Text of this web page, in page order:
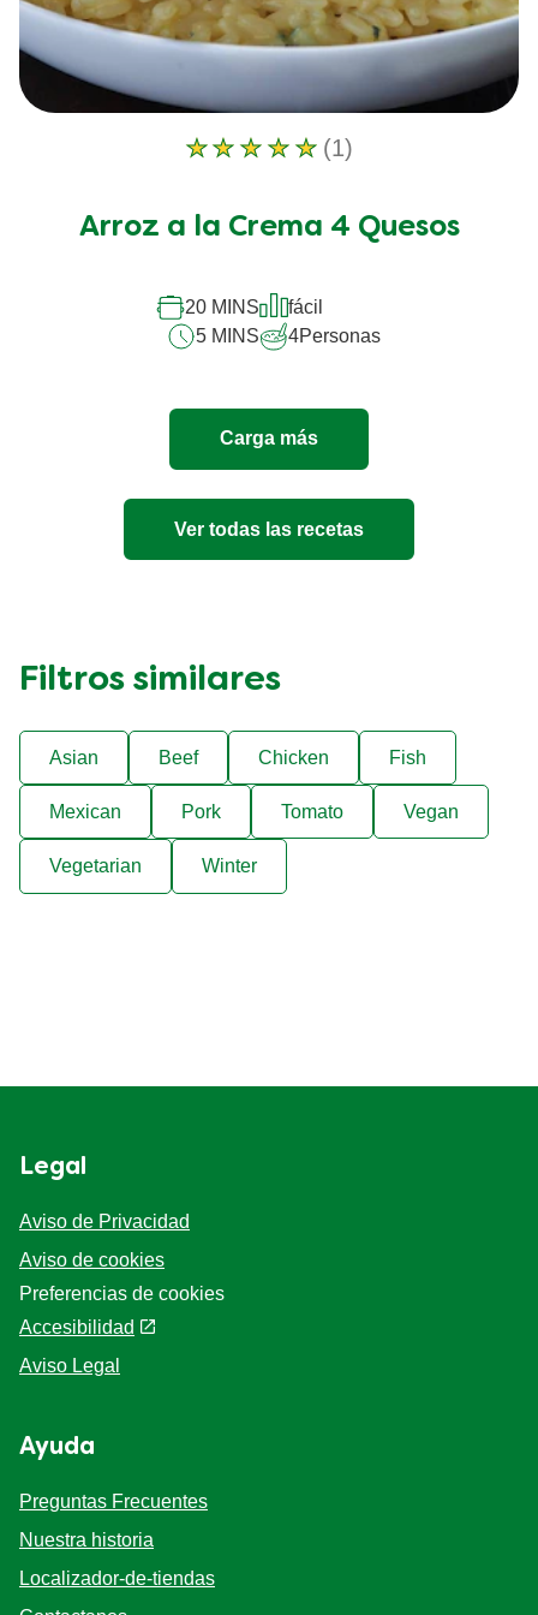
La
de
a
la
Crema
5.0
de
de
1
calificaciones.
(1)
Arroz a la Crema 4 Quesos
20 MINS
fácil
5 MINS
4Personas
Carga más
Ver todas las recetas
Filtros similares
Asian Beef Chicken Fish
Mexican Pork Tomato Vegan
Vegetarian Winter
Legal
Aviso de Privacidad
Aviso de cookies
Preferencias de cookies
Accesibilidad
Aviso Legal
Ayuda
Preguntas Frecuentes
Nuestra historia
Localizador-de-tiendas